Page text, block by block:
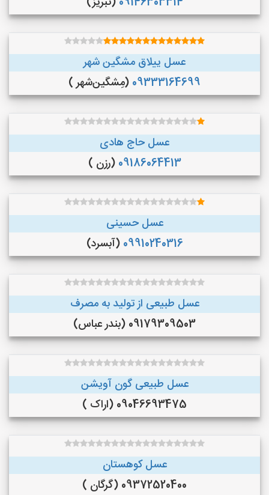
عسل ییلاق مشگین شهر
09333164699 (مِشگین‌شهر )
عسل حاج هادی
09186064413 (رزن )
عسل حسینی
09910240316 (آبسرد)
عسل طبیعی از تولید به مصرف
09179309503 (بندر عباس)
عسل طبیعی گون آویشن
09046693475 (اراک )
عسل کوهستان
09372520400 (گرگان )